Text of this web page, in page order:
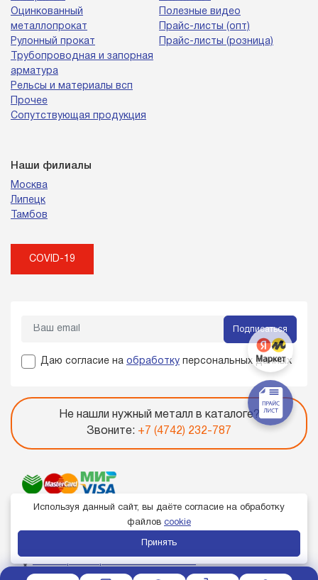
Оцинкованный
металлопрокат
Рулонный прокат
Трубопроводная и запорная
арматура
Рельсы и материалы всп
Прочее
Сопутствующая продукция
Полезные видео
Прайс-листы (опт)
Прайс-листы (розница)
Наши филиалы
Москва
Липецк
Тамбов
COVID-19
Подписаться
Даю согласие на обработку персональных данных
Не нашли нужный металл в каталоге?
Звоните: +7 (4742) 232-787
Член торгово-промышленной палаты
Используя данный сайт, вы даёте согласие на обработку
файлов cookie
Принять